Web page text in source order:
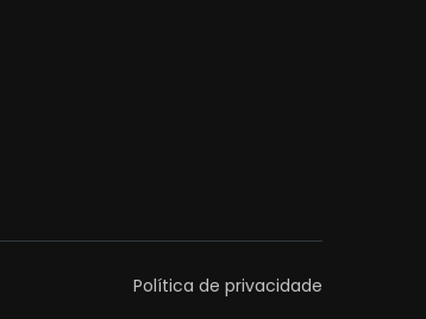
Política de privacidade